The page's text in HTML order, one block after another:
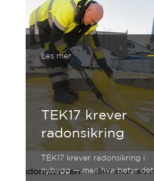
Les mer
TEK17 krever
radonsikring
TEK17 krever radonsikring i
nybygg — men hva betyr det